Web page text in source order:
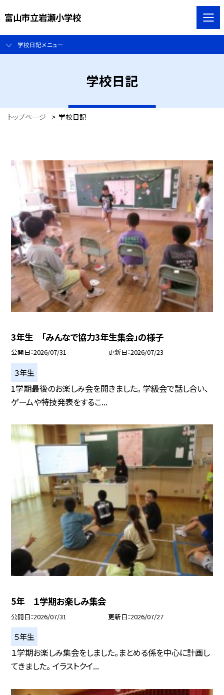
富山市立岩瀬小学校
学校日記メニュー
学校日記
トップページ > 学校日記
3年生 「みんなで協力3年生集会」の様子
公開日 2026/07/31 更新日 2026/07/23
３年生
1学期最後のお楽しみ会を開きました。 学級会で話し合い、
ゲームや特技発表をするこ...
5年 １学期お楽しみ集会
公開日 2026/07/31 更新日 2026/07/27
５年生
１学期お楽しみ集会をしました。まとめる係を中心に計画し
てきました。 イラストクイ...